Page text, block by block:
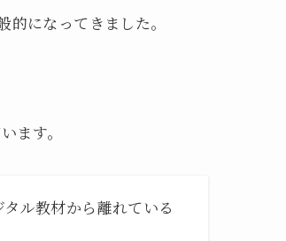
になってきました。
ます。
ル教材から離れている